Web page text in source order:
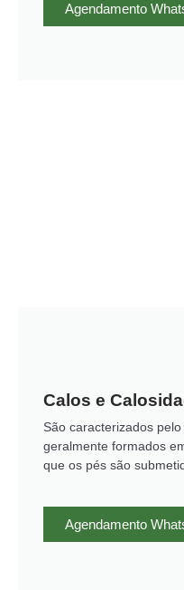
Agendamento
Calos e
São caracterizados
geralmente formados
que os pés são
Agendamento